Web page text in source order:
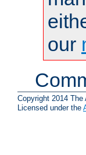
our
Copyright 2014 The
Licensed under the